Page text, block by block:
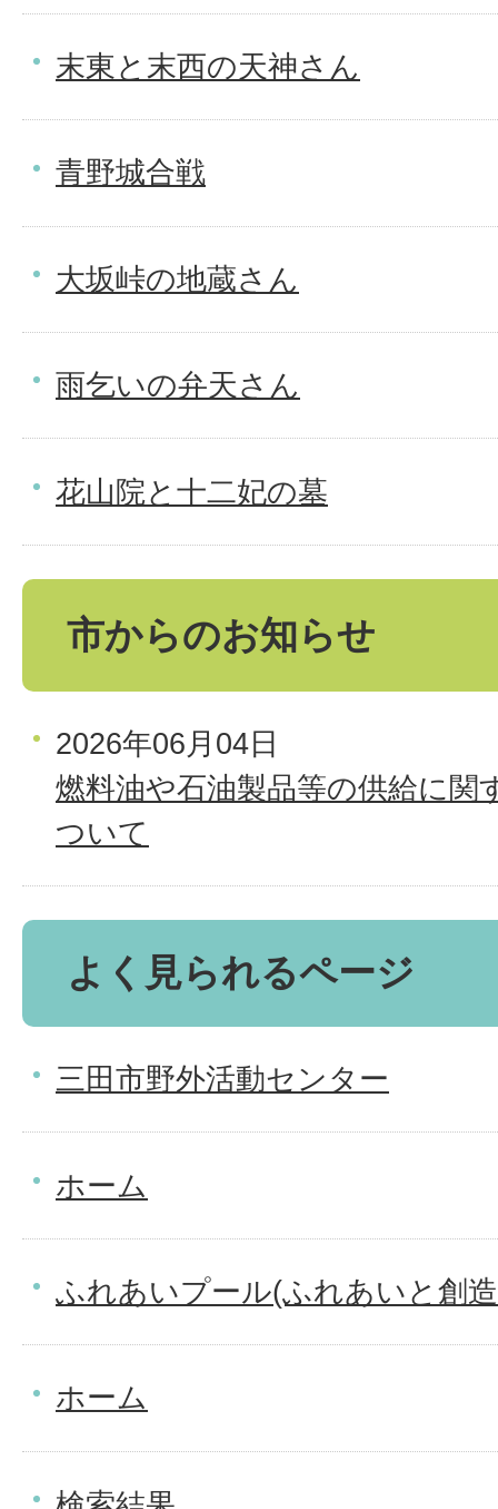
末東と末西の天神さん
青野城合戦
大坂峠の地蔵さん
雨乞いの弁天さん
花山院と十二妃の墓
市からのお知らせ
2026年06月04日
燃料油や石油製品等の供給に関
ついて
よく見られるページ
三田市野外活動センター
ホーム
ふれあいプール(ふれあいと創
ホーム